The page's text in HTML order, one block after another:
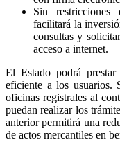
Sin
facilitará la
consultas y
acceso a internet.
El Estado podrá
eficiente a los usuarios.
oficinas registrales al
puedan realizar los
anterior permitirá una
de actos mercantiles en